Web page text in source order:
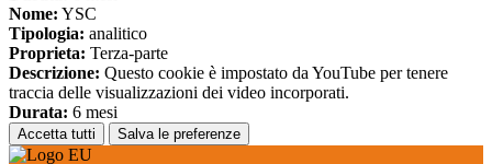
Nome: YSC
Tipologia: analitico
Proprieta: Terza-parte
Descrizione: Questo cookie è impostato da YouTube per tenere
traccia delle visualizzazioni dei video incorporati.
Durata: 6 mesi
Accetta tutti Salva le preferenze